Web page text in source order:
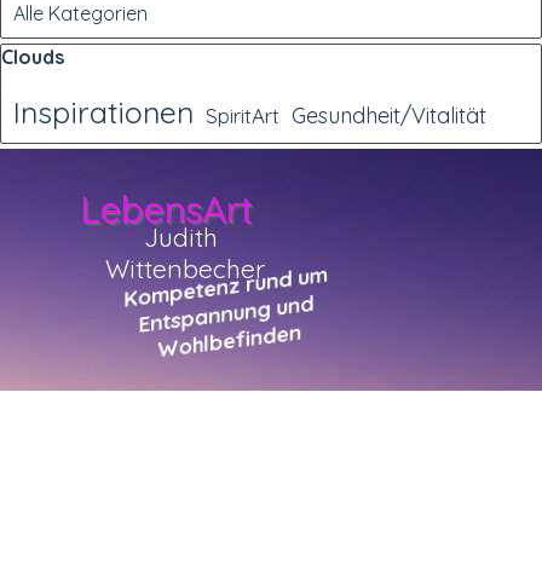
Alle Kategorien
Block überspringen Clouds
Clouds
Inspirationen SpiritArt Gesundheit/Vitalität
LebensArt
Judith
Wittenbecher
Kompetenz rund um
Entspannung und
Wohlbefinden